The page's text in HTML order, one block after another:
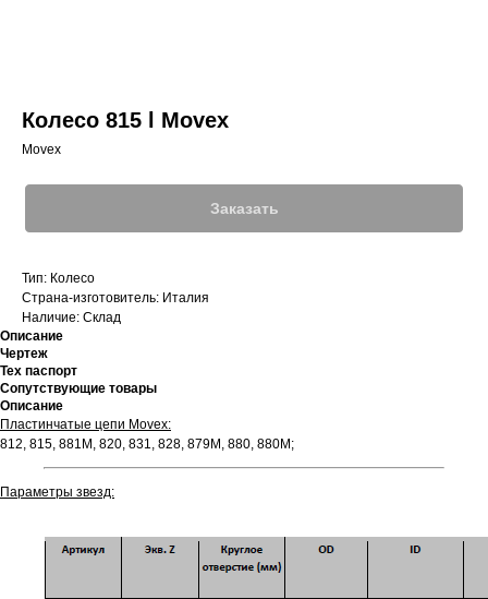
Колесо 815 l Movex
Movex
Заказать
Тип: Колесо
Страна-изготовитель: Италия
Наличие: Склад
Описание
Чертеж
Тех паспорт
Сопутствующие товары
Описание
Пластинчатые цепи Movex:
812, 815, 881M, 820, 831, 828, 879М, 880, 880М;
Параметры звезд: